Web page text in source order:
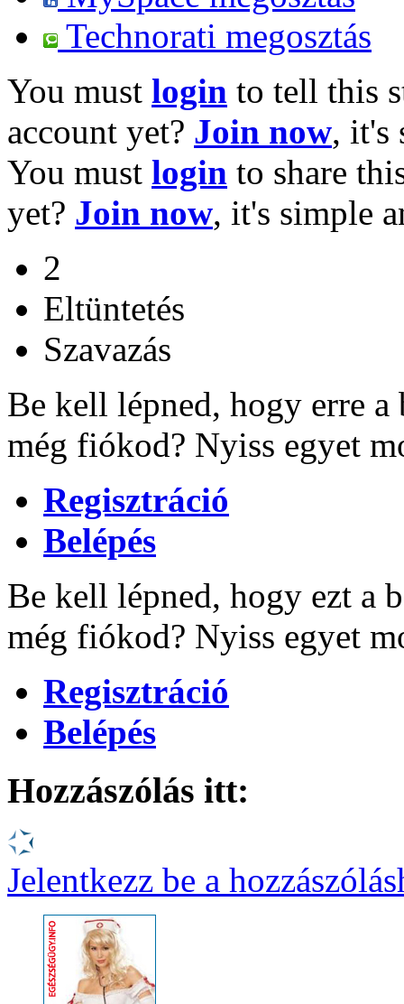
Technorati megosztás
You must login to tell this
account yet? Join now, it's
You must login to share
yet? Join now, it's simple
2
Eltüntetés
Szavazás
Be kell lépned, hogy erre a
még fiókod? Nyiss egyet
Regisztráció
Belépés
Be kell lépned, hogy ezt a
még fiókod? Nyiss egyet
Regisztráció
Belépés
Hozzászólás itt:
Jelentkezz be a